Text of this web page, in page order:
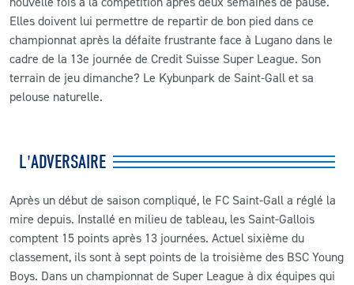
Elles doivent lui permettre de repartir de bon pied dans ce
championnat après la défaite frustrante face à Lugano dans le
cadre de la 13e journée de Credit Suisse Super League. Son
terrain de jeu dimanche? Le Kybunpark de Saint-Gall et sa
pelouse naturelle.
L'ADVERSAIRE
Après un début de saison compliqué, le FC Saint-Gall a réglé la
mire depuis. Installé en milieu de tableau, les Saint-Gallois
comptent 15 points après 13 journées. Actuel sixième du
classement, ils sont à sept points de la troisième des BSC Young
Boys. Dans un championnat de Super League à dix équipes qui